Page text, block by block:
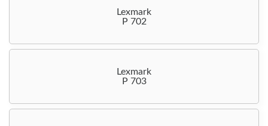
Lexmark
P 702
Lexmark
P 703